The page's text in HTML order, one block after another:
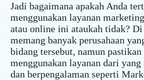
Jadi bagaimana apakah Anda
menggunakan layanan
atau online ini ataukah tidak?
memang banyak perusahaan
bidang tersebut, namun pastikan
menggunakan layanan dari yang
dan berpengalaman seperti